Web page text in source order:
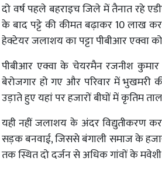
दो वर्ष पहले बहराइच जिले में तैनात रहे
के बाद पट्टे की कीमत बढ़ाकर 10 लाख
हेक्टेयर जलाशय का पट्टा पीबीआर एक्वा
पीबीआर एक्वा के चेयरमैन रजनीश
बेरोजगार हो गए और परिवार में भुखमरी
उड़ाते हुए यहां पर हजारों बीघों में कृतिम
यही नहीं जलाशय के अंदर विद्युतीकरण
सड़क बनवाई, जिससे बंगाली समाज के
तक स्थित दो दर्जन से अधिक गांवों के